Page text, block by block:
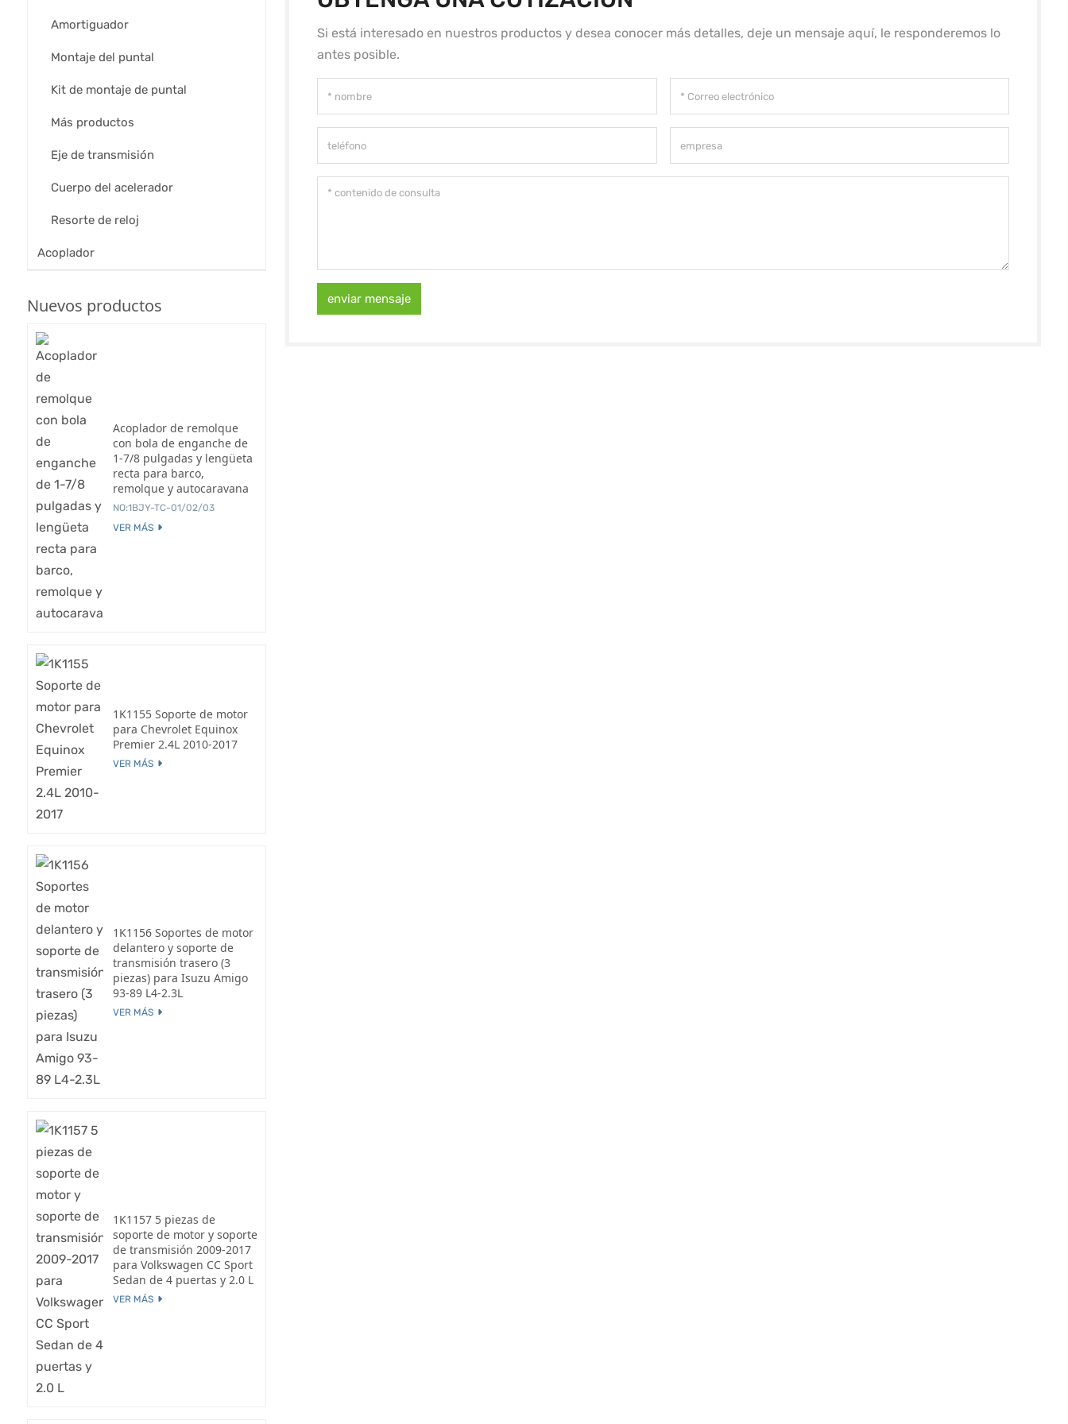
Si está interesado en nuestros productos y desea conocer más detalles, deje un mensaje aquí, le responderemos lo
antes posible.
enviar mensaje
Amortiguador
Montaje del puntal
Kit de montaje de puntal
Más productos
Eje de transmisión
Cuerpo del acelerador
Resorte de reloj
Acoplador
Nuevos productos
Acoplador de remolque
con bola de enganche de
1-7/8 pulgadas y lengüeta
recta para barco,
remolque y autocaravana
NO:1BJY-TC-01/02/03
VER MÁS
1K1155 Soporte de motor
para Chevrolet Equinox
Premier 2.4L 2010-2017
VER MÁS
1K1156 Soportes de motor
delantero y soporte de
transmisión trasero (3
piezas) para Isuzu Amigo
93-89 L4-2.3L
VER MÁS
1K1157 5 piezas de
soporte de motor y soporte
de transmisión 2009-2017
para Volkswagen CC Sport
Sedan de 4 puertas y 2.0 L
VER MÁS